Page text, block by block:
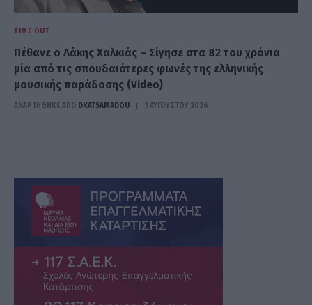
TIME OUT
Πέθανε ο Λάκης Χαλκιάς – Σίγησε στα 82 του χρόνια
μία από τις σπουδαιότερες φωνές της ελληνικής
μουσικής παράδοσης (Video)
ΑΝΑΡΤΗΘΗΚΕ ΑΠΟ DKATSAMADOU 3 ΑΥΓΟΎΣΤΟΥ 2026